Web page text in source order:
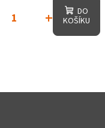
+
DO
KOŠÍKU